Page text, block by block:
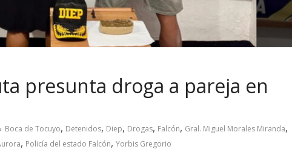
presunta droga a pareja en
Boca de Tocuyo, Detenidos, Diep, Drogas, Falcón, Gral. Miguel Morales Miranda,
, Policía del estado Falcón, Yorbis Gregorio